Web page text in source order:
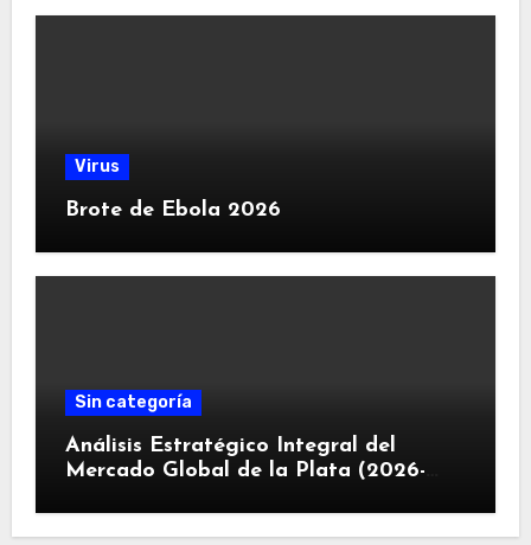
Virus
Brote de Ebola 2026
Sin categoría
Análisis Estratégico Integral del
Mercado Global de la Plata (2026-
Estructural, Revolución Industrial